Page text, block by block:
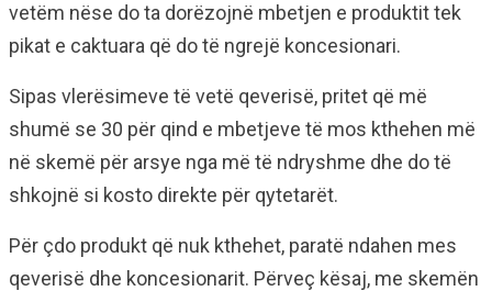
vetëm nëse do ta dorëzojnë mbetjen e produktit tek
pikat e caktuara që do të ngrejë koncesionari.
Sipas vlerësimeve të vetë qeverisë, pritet që më
shumë se 30 për qind e mbetjeve të mos kthehen më
në skemë për arsye nga më të ndryshme dhe do të
shkojnë si kosto direkte për qytetarët.
Për çdo produkt që nuk kthehet, paratë ndahen mes
qeverisë dhe koncesionarit. Përveç kësaj, me skemën